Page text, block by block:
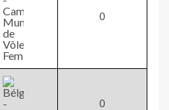
​0
​0